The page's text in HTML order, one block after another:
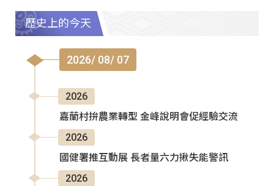
歷史上的今天
2026/ 08/ 07
2026
嘉蘭村拚農業轉型 金峰說明會促經驗交流
2026
國健署推互動展 長者量六力揪失能警訊
2026